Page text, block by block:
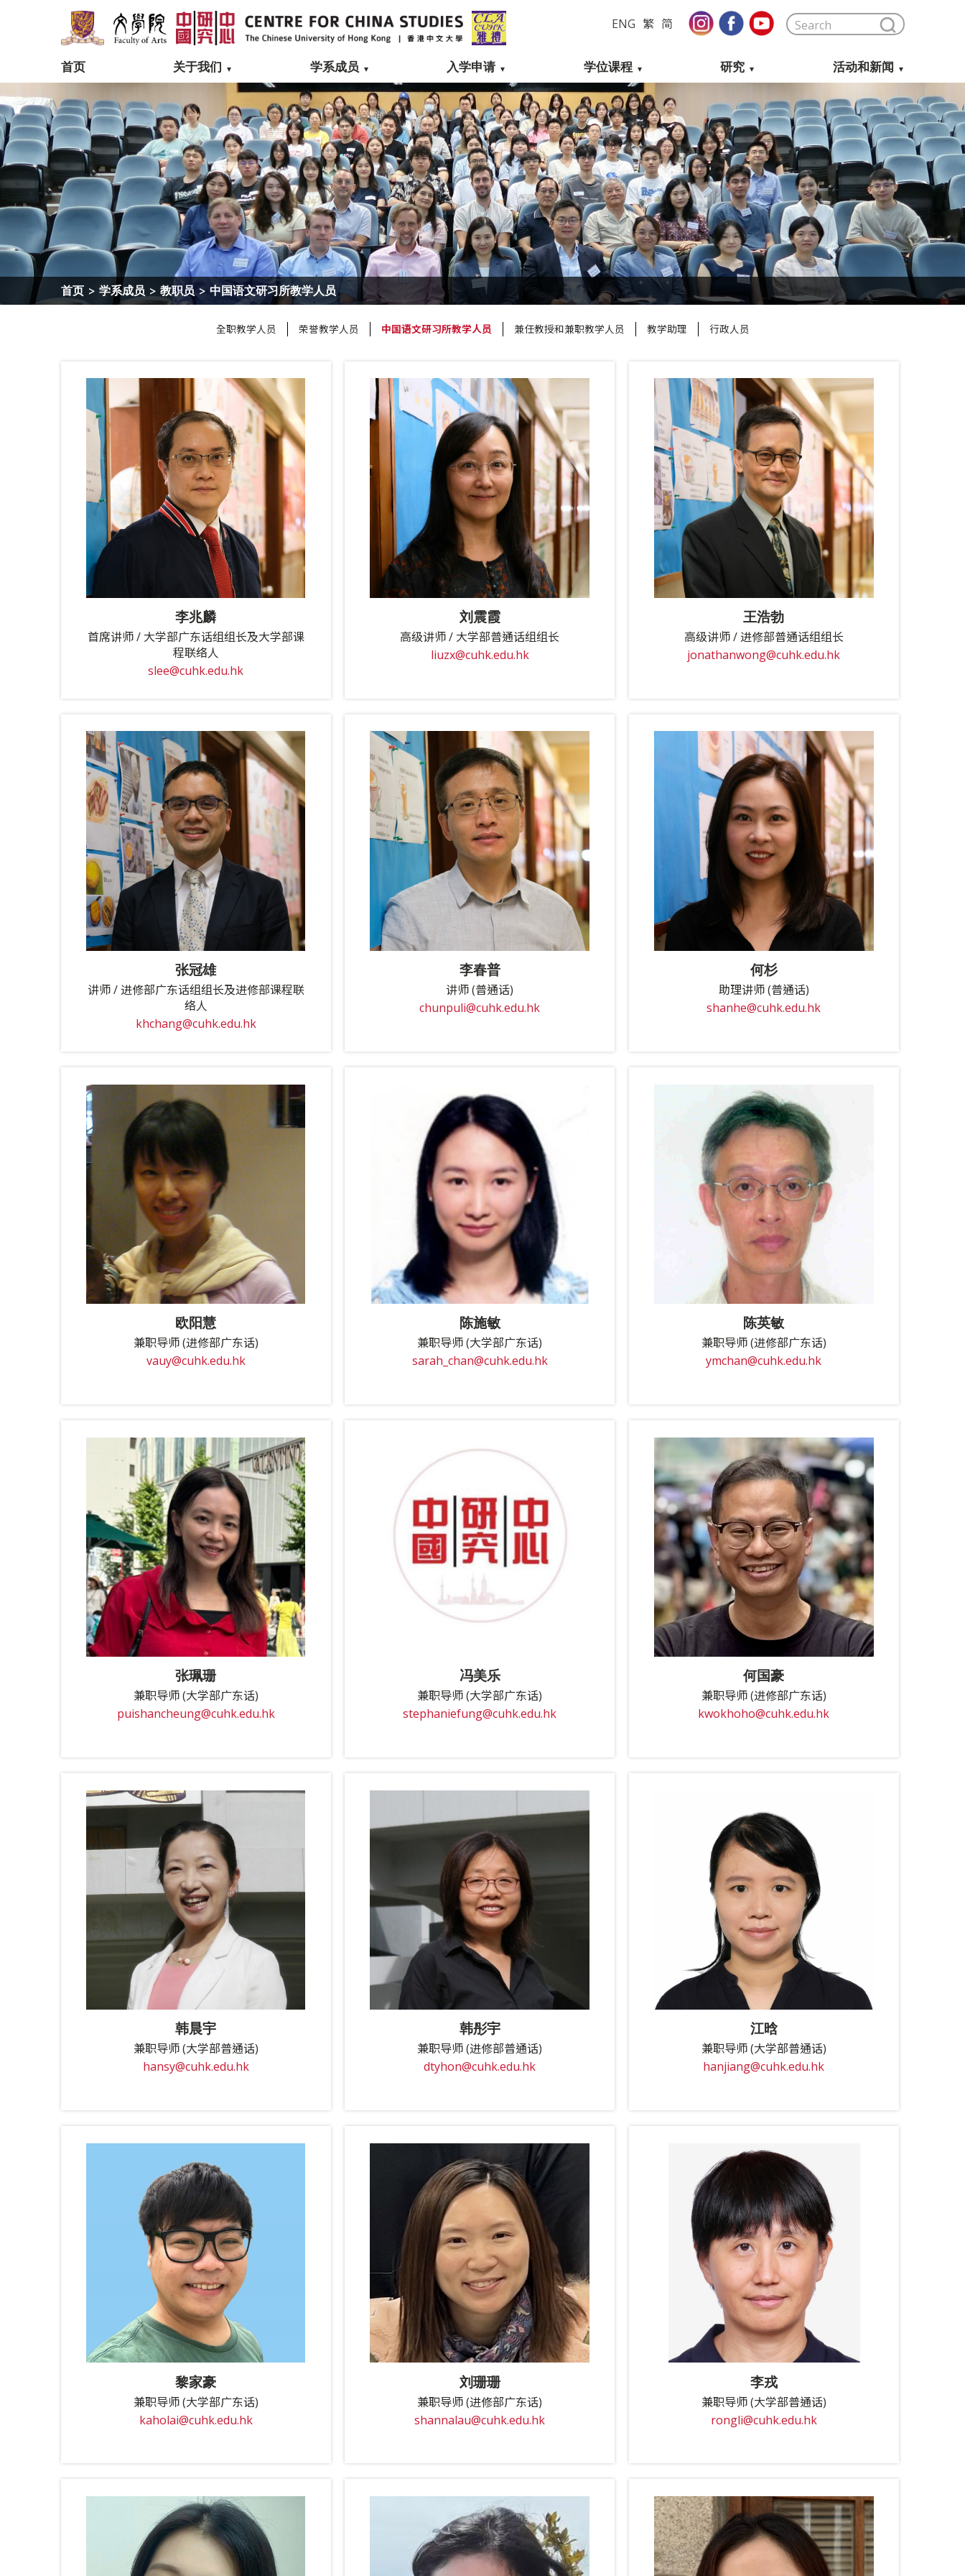
繁
ENG 简
首页 关于我们 学系成员 入学申请 学位课程 研究 活动和新闻
首页 > 学系成员 > 教职员 > 中国语文研习所教学人员
全职教学人员 荣誉教学人员 中国语文研习所教学人员 兼任教授和兼职教学人员 教学助理 行政人员
李兆麟
首席讲师 / 大学部广东话组组长及大学部课
程联络人
slee@cuhk.edu.hk
刘震霞
高级讲师 / 大学部普通话组组长
liuzx@cuhk.edu.hk
王浩勃
高级讲师 / 进修部普通话组组长
jonathanwong@cuhk.edu.hk
张冠雄
讲师 / 进修部广东话组组长及进修部课程联
络人
khchang@cuhk.edu.hk
李春普
讲师 (普通话)
chunpuli@cuhk.edu.hk
何杉
助理讲师 (普通话)
shanhe@cuhk.edu.hk
欧阳慧
兼职导师 (进修部广东话)
vauy@cuhk.edu.hk
陈施敏
兼职导师 (大学部广东话)
sarah_chan@cuhk.edu.hk
陈英敏
兼职导师 (进修部广东话)
ymchan@cuhk.edu.hk
张珮珊
兼职导师 (大学部广东话)
puishancheung@cuhk.edu.hk
冯美乐
兼职导师 (大学部广东话)
stephaniefung@cuhk.edu.hk
何国豪
兼职导师 (进修部广东话)
kwokhoho@cuhk.edu.hk
韩晨宇
兼职导师 (大学部普通话)
hansy@cuhk.edu.hk
韩彤宇
兼职导师 (进修部普通话)
dtyhon@cuhk.edu.hk
江晗
兼职导师 (大学部普通话)
hanjiang@cuhk.edu.hk
黎家豪
兼职导师 (大学部广东话)
kaholai@cuhk.edu.hk
刘珊珊
兼职导师 (进修部广东话)
shannalau@cuhk.edu.hk
李戎
兼职导师 (大学部普通话)
rongli@cuhk.edu.hk